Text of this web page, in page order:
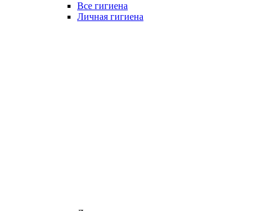
Все гигиена
Личная гигиена